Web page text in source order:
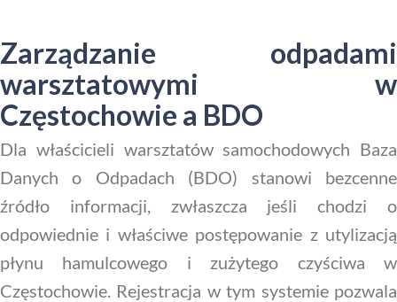
Zarządzanie odpadami
warsztatowymi w
Częstochowie a BDO
Dla właścicieli warsztatów samochodowych Baza
Danych o Odpadach (BDO) stanowi bezcenne
źródło informacji, zwłaszcza jeśli chodzi o
odpowiednie i właściwe postępowanie z utylizacją
płynu hamulcowego i zużytego czyściwa w
Częstochowie. Rejestracja w tym systemie pozwala